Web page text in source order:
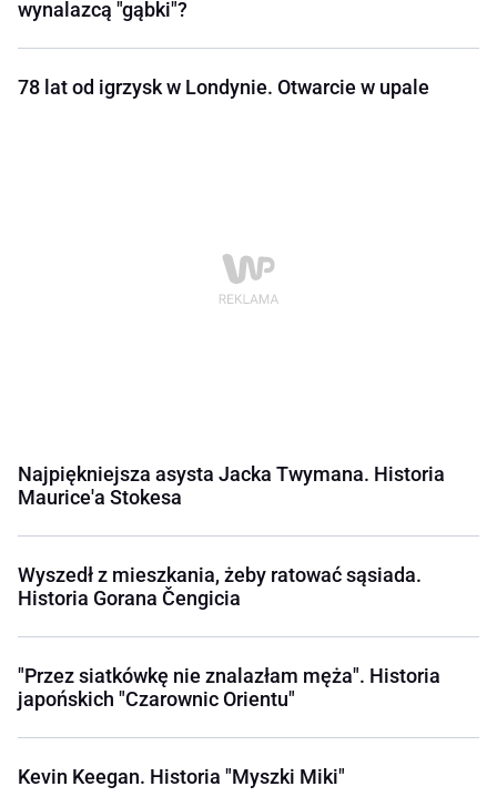
wynalazcą "gąbki"?
78 lat od igrzysk w Londynie. Otwarcie w upale
Najpiękniejsza asysta Jacka Twymana. Historia
Maurice'a Stokesa
Wyszedł z mieszkania, żeby ratować sąsiada.
Historia Gorana Čengicia
"Przez siatkówkę nie znalazłam męża". Historia
japońskich "Czarownic Orientu"
Kevin Keegan. Historia "Myszki Miki"